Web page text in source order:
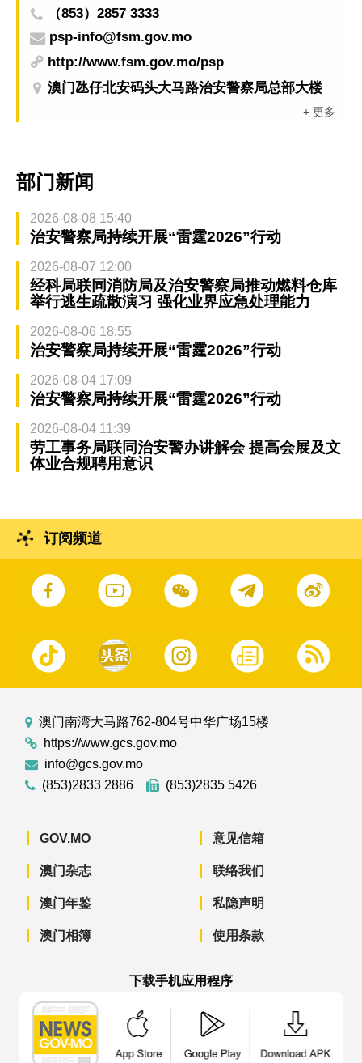
（853）2857 3333
psp-info@fsm.gov.mo
http://www.fsm.gov.mo/psp
澳门氹仔北安码头大马路治安警察局总部大楼
+ 更多
部门新闻
2026-08-08 15:40
治安警察局持续开展“雷霆2026”行动
2026-08-07 12:00
经科局联同消防局及治安警察局推动燃料仓库
举行逃生疏散演习 强化业界应急处理能力
2026-08-06 18:55
治安警察局持续开展“雷霆2026”行动
2026-08-04 17:09
治安警察局持续开展“雷霆2026”行动
2026-08-04 11:39
劳工事务局联同治安警办讲解会 提高会展及文
体业合规聘用意识
订阅频道
澳门南湾大马路762-804号中华广场15楼
https://www.gcs.gov.mo
info@gcs.gov.mo
(853)2833 2886
(853)2835 5426
GOV.MO
澳门杂志
澳门年鉴
澳门相簿
意见信箱
联络我们
私隐声明
使用条款
下载手机应用程序